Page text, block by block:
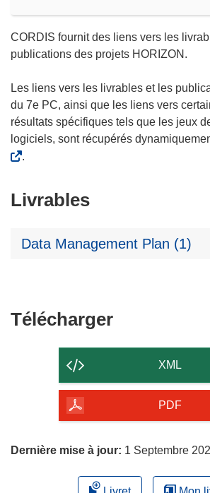
CORDIS fournit des liens vers les
publications des projets HORIZON.
Les liens vers les livrables et les
du 7e PC, ainsi que les liens vers
résultats spécifiques tels que les jeux
logiciels, sont récupérés
.
Livrables
Data Management Plan (1)
TéléchargerTélécharger
contenu
de
page
XML
PDF
Dernière mise à jour: 1 Septembre